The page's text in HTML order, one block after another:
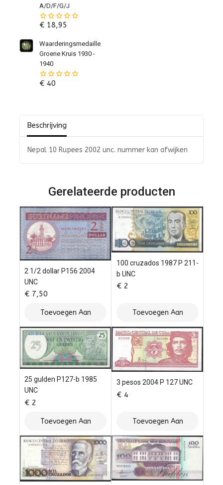
A/D/F/G/J
0
de
5
€18,95
Waarderingsmedaille
Groene Kruis 1930 -
1940
0
€40
Beschrijving
Nepal 10 Rupees 2002 unc. nummer kan afwijken
Gerelateerde producten
2 1/2 dollar P156 2004
UNC
€ 7,50
Toevoegen Aan
Winkelwagen
100 cruzados 1987 P 211-
b UNC
€ 2
Toevoegen Aan
Winkelwagen
25 gulden P127-b 1985
UNC
€ 2
Toevoegen Aan
Winkelwagen
3 pesos 2004 P 127 UNC
€ 4
Toevoegen Aan
Winkelwagen